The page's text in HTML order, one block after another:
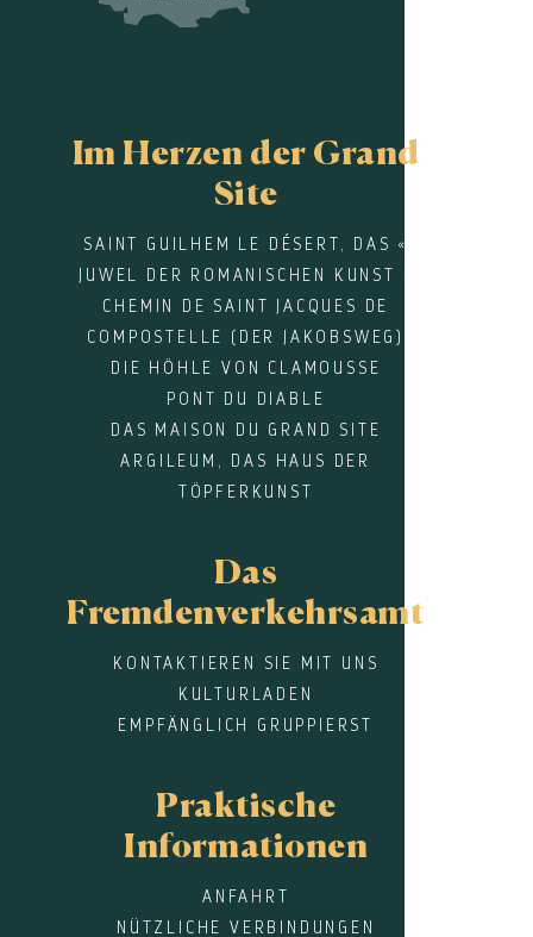
Im Herzen der Grand
Site
SAINT GUILHEM LE DÉSERT, DAS «
JUWEL DER ROMANISCHEN KUNST »
CHEMIN DE SAINT JACQUES DE
COMPOSTELLE (DER JAKOBSWEG)
DIE HÖHLE VON CLAMOUSSE
PONT DU DIABLE
DAS MAISON DU GRAND SITE
ARGILEUM, DAS HAUS DER
TÖPFERKUNST
Das
Fremdenverkehrsamt
KONTAKTIEREN SIE MIT UNS
KULTURLADEN
EMPFÄNGLICH GRUPPIERST
Praktische
Informationen
ANFAHRT
NÜTZLICHE VERBINDUNGEN